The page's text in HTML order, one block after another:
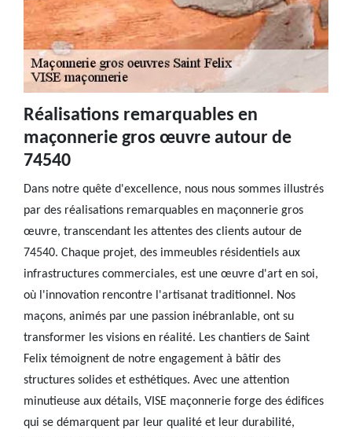
Réalisations remarquables en
maçonnerie gros œuvre autour de
74540
Dans notre quête d'excellence, nous nous sommes illustrés
par des réalisations remarquables en maçonnerie gros
œuvre, transcendant les attentes des clients autour de
74540. Chaque projet, des immeubles résidentiels aux
infrastructures commerciales, est une œuvre d'art en soi,
où l'innovation rencontre l'artisanat traditionnel. Nos
maçons, animés par une passion inébranlable, ont su
transformer les visions en réalité. Les chantiers de Saint
Felix témoignent de notre engagement à bâtir des
structures solides et esthétiques. Avec une attention
minutieuse aux détails, VISE maçonnerie forge des édifices
qui se démarquent par leur qualité et leur durabilité,